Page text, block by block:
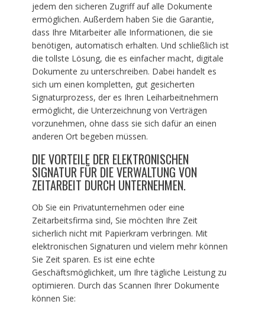
jedem den sicheren Zugriff auf alle Dokumente
ermöglichen. Außerdem haben Sie die Garantie,
dass Ihre Mitarbeiter alle Informationen, die sie
benötigen, automatisch erhalten. Und schließlich ist
die tollste Lösung, die es einfacher macht, digitale
Dokumente zu unterschreiben. Dabei handelt es
sich um einen kompletten, gut gesicherten
Signaturprozess, der es Ihren Leiharbeitnehmern
ermöglicht, die Unterzeichnung von Verträgen
vorzunehmen, ohne dass sie sich dafür an einen
anderen Ort begeben müssen.
DIE VORTEILE DER ELEKTRONISCHEN
SIGNATUR FÜR DIE VERWALTUNG VON
ZEITARBEIT DURCH UNTERNEHMEN.
Ob Sie ein Privatunternehmen oder eine
Zeitarbeitsfirma sind, Sie möchten Ihre Zeit
sicherlich nicht mit Papierkram verbringen. Mit
elektronischen Signaturen und vielem mehr können
Sie Zeit sparen. Es ist eine echte
Geschäftsmöglichkeit, um Ihre tägliche Leistung zu
optimieren. Durch das Scannen Ihrer Dokumente
können Sie: